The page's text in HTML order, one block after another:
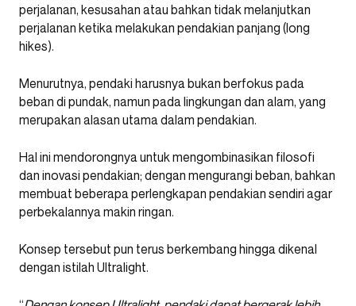
perjalanan, kesusahan atau bahkan tidak melanjutkan
perjalanan ketika melakukan pendakian panjang (long
hikes).
Menurutnya, pendaki harusnya bukan berfokus pada
beban di pundak, namun pada lingkungan dan alam, yang
merupakan alasan utama dalam pendakian.
Hal ini mendorongnya untuk mengombinasikan filosofi
dan inovasi pendakian; dengan mengurangi beban, bahkan
membuat beberapa perlengkapan pendakian sendiri agar
perbekalannya makin ringan.
Konsep tersebut pun terus berkembang hingga dikenal
dengan istilah Ultralight.